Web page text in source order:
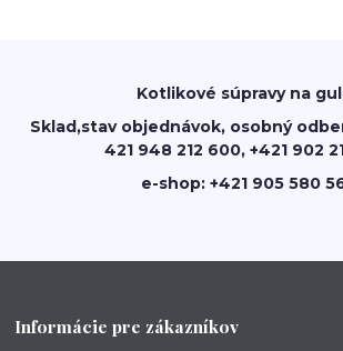
Kotlikové súpravy na
Sklad,stav objednávok, osobný
421 948 212 600, +421 902
e-shop: +421 905 580
Informácie pre zákazníkov